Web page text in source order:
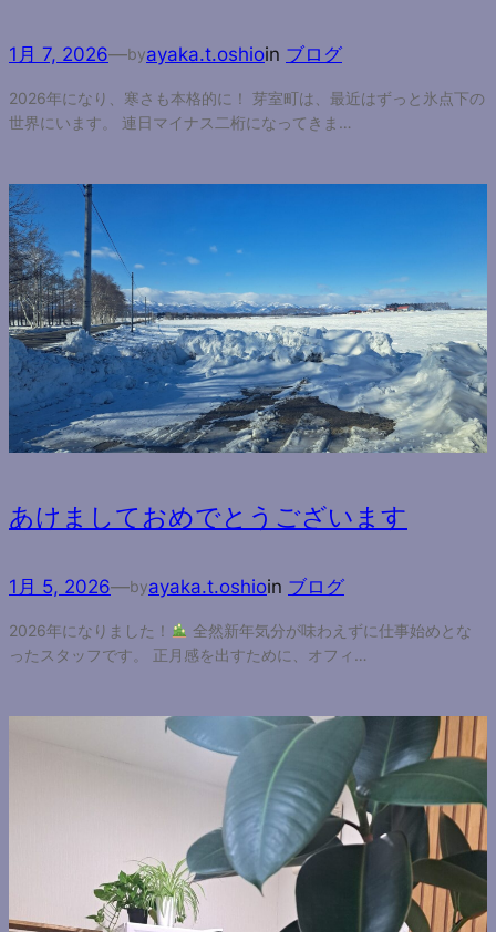
1月 7, 2026—byayaka.t.oshioin ブログ
2026年になり、寒さも本格的に！ 芽室町は、最近はずっと氷点下の
世界にいます。 連日マイナス二桁になってきま…
あけましておめでとうございます
1月 5, 2026—byayaka.t.oshioin ブログ
2026年になりました！
全然新年気分が味わえずに仕事始めとな
ったスタッフです。 正月感を出すために、オフィ…